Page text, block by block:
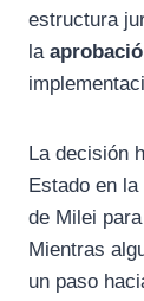
estructura
la
La decisión
Estado en
de Milei
Mientras
un paso